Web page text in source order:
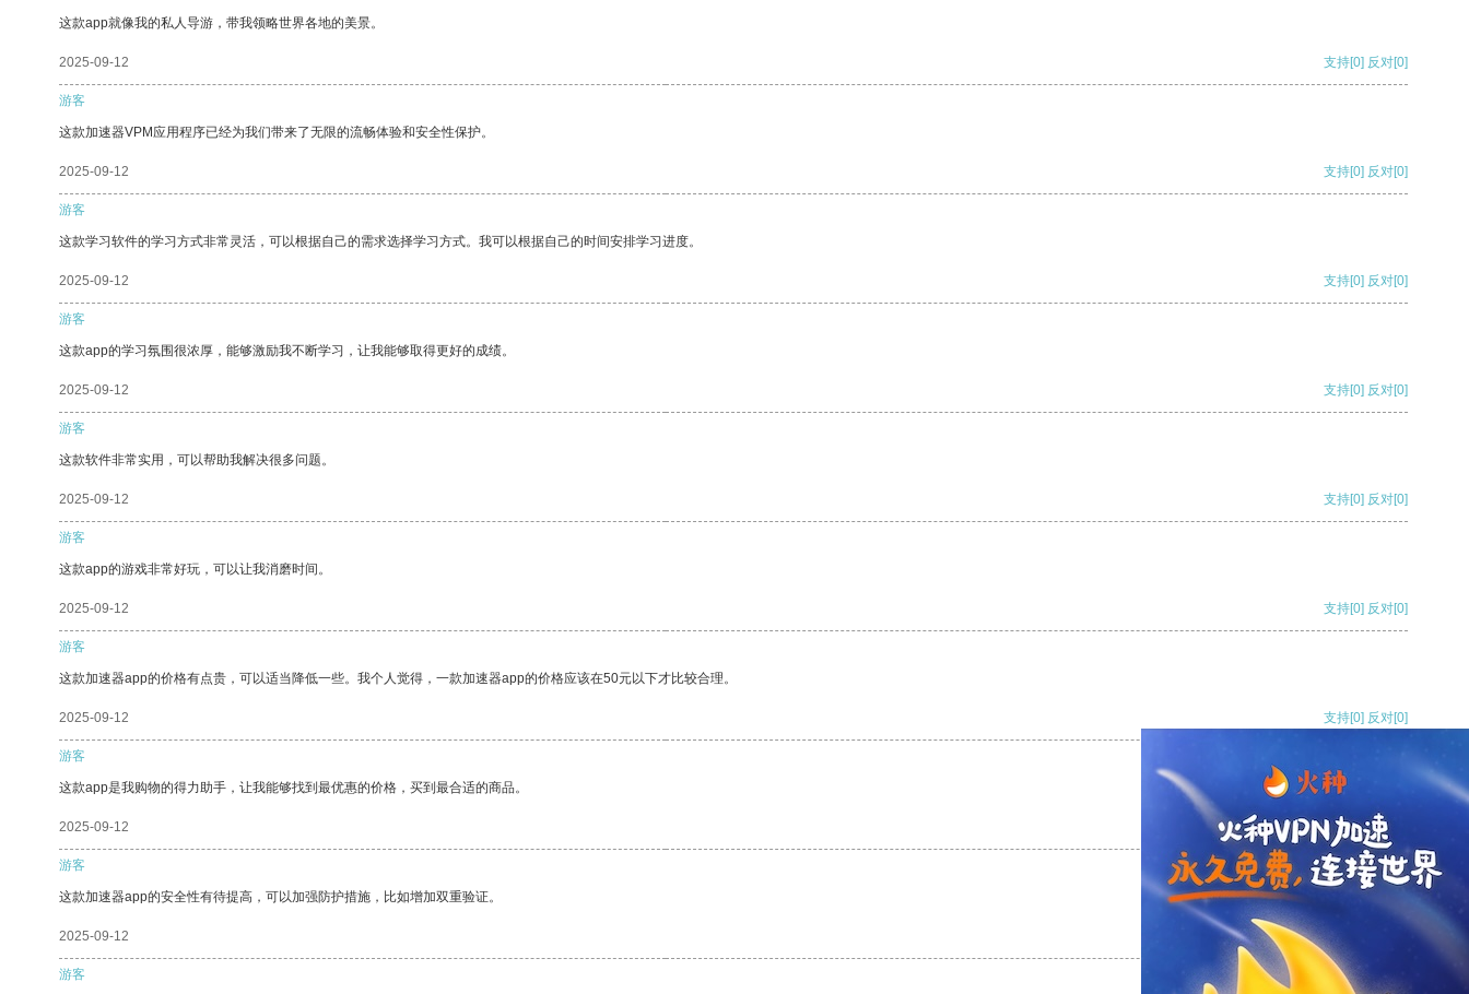
这款app就像我的私人导游，带我领略世界各地的美景。
2025-09-12 支持[0] 反对[0]
游客
这款加速器VPM应用程序已经为我们带来了无限的流畅体验和安全性保护。
2025-09-12 支持[0] 反对[0]
游客
这款学习软件的学习方式非常灵活，可以根据自己的需求选择学习方式。我可以根据自己的时间安排学习进度。
2025-09-12 支持[0] 反对[0]
游客
这款app的学习氛围很浓厚，能够激励我不断学习，让我能够取得更好的成绩。
2025-09-12 支持[0] 反对[0]
游客
这款软件非常实用，可以帮助我解决很多问题。
2025-09-12 支持[0] 反对[0]
游客
这款app的游戏非常好玩，可以让我消磨时间。
2025-09-12 支持[0] 反对[0]
游客
这款加速器app的价格有点贵，可以适当降低一些。我个人觉得，一款加速器app的价格应该在50元以下才比较合理。
2025-09-12 支持[0] 反对[0]
游客
这款app是我购物的得力助手，让我能够找到最优惠的价格，买到最合适的商品。
2025-09-12 支持[0] 反对
游客
这款加速器app的安全性有待提高，可以加强防护措施，比如增加双重验证。
2025-09-12 支持
游客